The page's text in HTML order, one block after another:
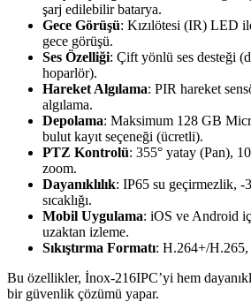
şarj edilebilir batarya.
Gece Görüşü: Kızılötesi (IR) LED
gece görüşü.
Ses Özelliği: Çift yönlü ses desteği
hoparlör).
Hareket Algılama: PIR hareket
algılama.
Depolama: Maksimum 128 GB
bulut kayıt seçeneği (ücretli).
PTZ Kontrolü: 355° yatay (Pan),
zoom.
Dayanıklılık: IP65 su geçirmezlik, -
sıcaklığı.
Mobil Uygulama: iOS ve Android
uzaktan izleme.
Sıkıştırma Formatı: H.264+/H.265,
Bu özellikler, İnox-216IPC’yi hem
bir güvenlik çözümü yapar.